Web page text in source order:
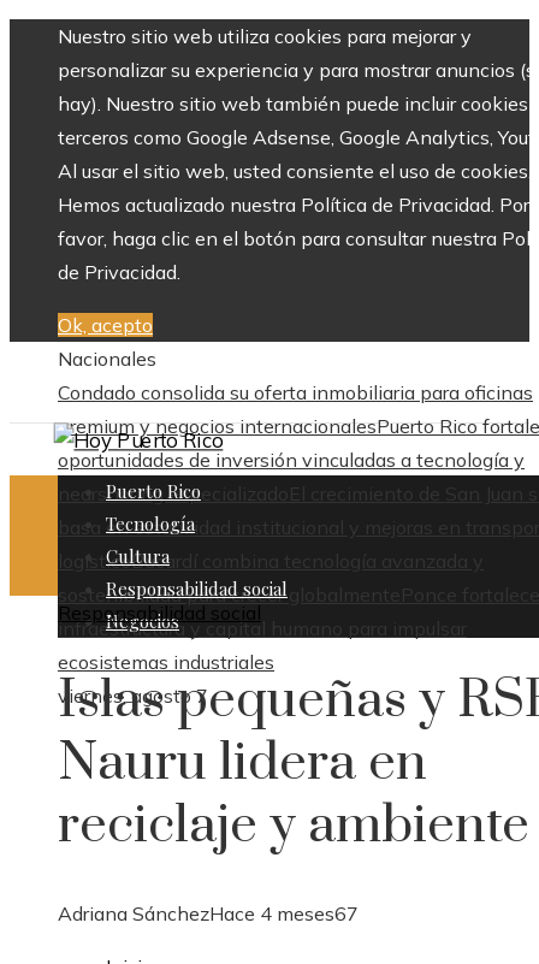
Nuestro sitio web utiliza cookies para mejorar y
personalizar su experiencia y para mostrar anuncios
hay). Nuestro sitio web también puede incluir cookies
terceros como Google Adsense, Google Analytics,
Al usar el sitio web, usted consiente el uso de cookies.
Hemos actualizado nuestra Política de Privacidad. Por
favor, haga clic en el botón para consultar nuestra
de Privacidad.
Ok, acepto
Nacionales
Condado consolida su oferta inmobiliaria para oficinas
premium y negocios internacionalesPuerto Rico
oportunidades de inversión vinculadas a tecnología y
nearshoring especializado El crecimiento de San Juan
basa en estabilidad institucional y mejoras en
logísticoBacardí combina tecnología avanzada y
sostenibilidad para crecer globalmente Ponce
infraestructura y capital humano para impulsar
ecosistemas industriales
viernes, agosto 7
Puerto Rico
Tecnología
Cultura
Responsabilidad social
Negocios
Responsabilidad social
Islas pequeñas y
Nauru lidera en
reciclaje y ambiente
Adriana SánchezHace 4 meses67